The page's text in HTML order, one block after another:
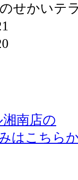
せかいテ
南店の
はこちら